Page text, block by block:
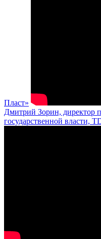
Пласт»
Дмитрий Зорин, директор
государственной власти,